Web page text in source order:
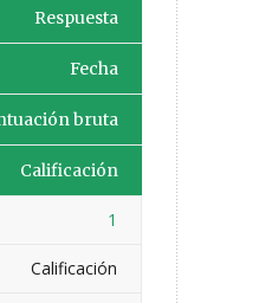
Respuesta
Fecha
bruta
Calificación
1
Calificación